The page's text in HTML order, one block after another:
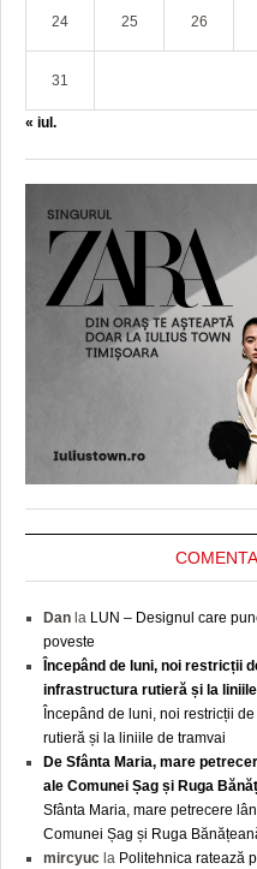
24 25 26
31
« iul.
Dan la LUN – Designul care
poveste
Începând de luni, noi restricții
infrastructura rutieră și la
Începând de luni, noi restricții
rutieră și la liniile de tramvai
De Sfânta Maria, mare
ale Comunei Șag și Ruga
Sfânta Maria, mare petrecere
Comunei Șag și Ruga
mircyuc la Politehnica ratează